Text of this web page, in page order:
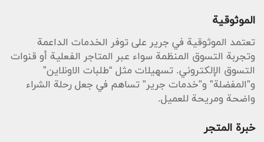
الموثوقية
تعتمد الموثوقية في جرير على توفر الخدمات الداعمة
وتجربة التسوق المنظمة سواء عبر المتاجر الفعلية أو قنوات
التسوق الإلكتروني. تسهيلات مثل “طلبات الاونلاين”
و”المفضلة” و”خدمات جرير” تساهم في جعل رحلة الشراء
واضحة ومريحة للعميل.
خبرة المتجر